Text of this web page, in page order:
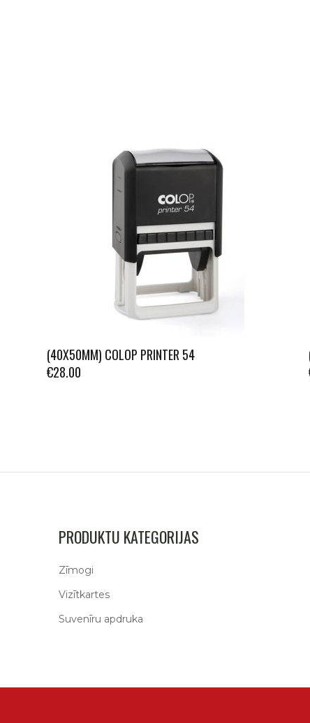
(40X50MM) COLOP PRINTER 54
€28.00
PRODUKTU KATEGORIJAS
Zīmogi
Vizītkartes
Suvenīru apdruka